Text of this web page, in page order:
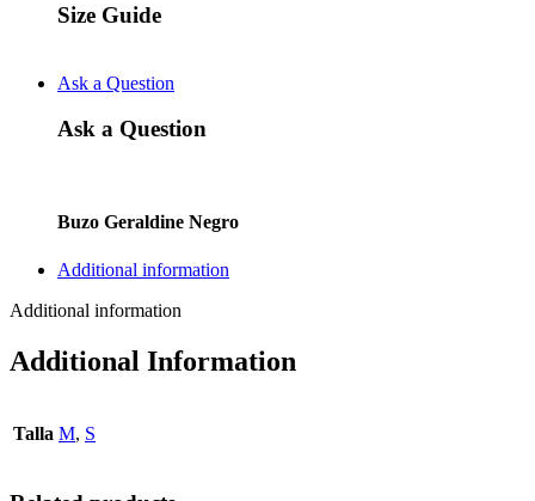
Size Guide
Ask a Question
Ask a Question
Buzo Geraldine Negro
Additional information
Additional information
Additional Information
Talla M, S